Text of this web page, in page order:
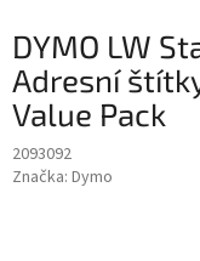
DYMO LW
Adresní
Value Pack
2093092
Značka: Dymo